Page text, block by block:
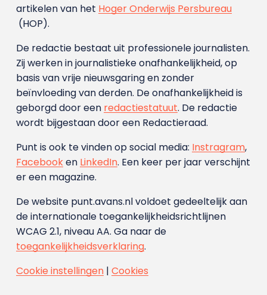
artikelen van het Hoger Onderwijs Persbureau
(HOP).
De redactie bestaat uit professionele journalisten.
Zij werken in journalistieke onafhankelijkheid, op
basis van vrije nieuwsgaring en zonder
beïnvloeding van derden. De onafhankelijkheid is
geborgd door een redactiestatuut. De redactie
wordt bijgestaan door een Redactieraad.
Punt is ook te vinden op social media: Instragram,
Facebooken LinkedIn. Een keer per jaar verschijnt
er een magazine.
De website punt.avans.nl voldoet gedeeltelijk aan
de internationale toegankelijkheidsrichtlijnen
WCAG 2.1, niveau AA. Ga naar de
toegankelijkheidsverklaring.
Cookie instellingen| Cookies